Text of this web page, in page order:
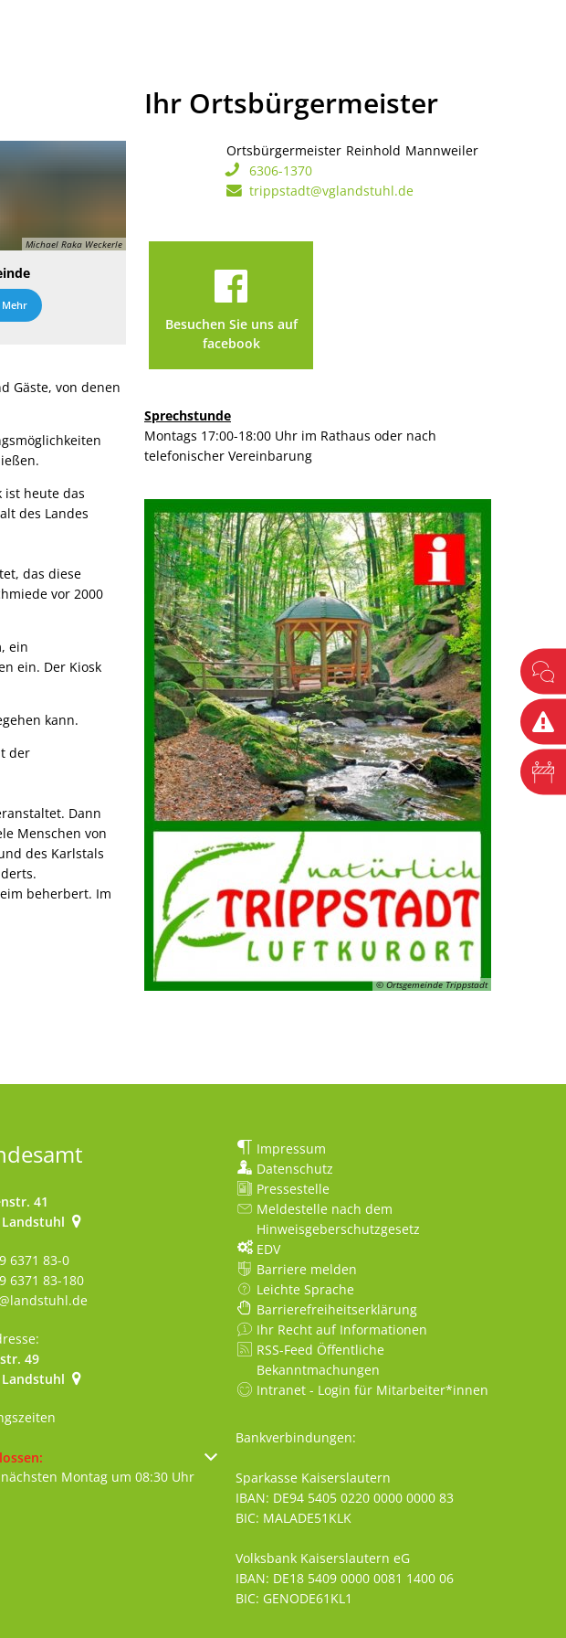
Michael Raka Weckerle
Mehr
Gäste, von denen
ist heute das
des Landes
das diese
vor 2000
ein
ein. Der Kiosk
kann.
der
Dann
Menschen von
des Karlstals
beherbert. Im
Ihr Ortsbürgermeister
Ortsbürgermeister Reinhold Mannweiler
6306-1370
trippstadt@vglandstuhl.de
Besuchen Sie uns auf
facebook
Sprechstunde
Montags 17:00-18:00 Uhr im Rathaus oder nach
telefonischer Vereinbarung
© Ortsgemeinde Trippstadt
41
Landstuhl
6371 83-0
6371 83-180
49
Landstuhl
um weitere Öffnungs- oder Schließzeiten auszublenden
Montag um 08:30 Uhr
Impressum
Datenschutz
Pressestelle
Meldestelle nach dem
Hinweisgeberschutzgesetz
EDV
Barriere melden
Leichte Sprache
Barrierefreiheitserklärung
Ihr Recht auf Informationen
RSS-Feed Öffentliche
Bekanntmachungen
Intranet - Login für Mitarbeiter*innen
Bankverbindungen:
Sparkasse Kaiserslautern
IBAN: DE94 5405 0220 0000 0000 83
BIC: MALADE51KLK
Volksbank Kaiserslautern eG
IBAN: DE18 5409 0000 0081 1400 06
BIC: GENODE61KL1